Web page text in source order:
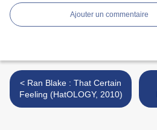
Ajouter un commentaire
< Ran Blake : That Certain
Feeling (HatOLOGY, 2010)